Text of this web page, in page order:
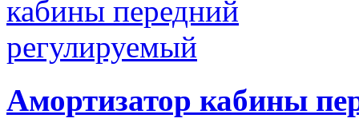
Амортизатор кабины